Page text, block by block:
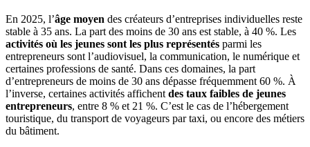
En 2025, l’âge moyen des créateurs d’entreprises individuelles reste
stable à 35 ans. La part des moins de 30 ans est stable, à 40 %. Les
activités où les jeunes sont les plus représentés parmi les
entrepreneurs sont l’audiovisuel, la communication, le numérique et
certaines professions de santé. Dans ces domaines, la part
d’entrepreneurs de moins de 30 ans dépasse fréquemment 60 %. À
l’inverse, certaines activités affichent des taux faibles de jeunes
entrepreneurs, entre 8 % et 21 %. C’est le cas de l’hébergement
touristique, du transport de voyageurs par taxi, ou encore des métiers
du bâtiment.